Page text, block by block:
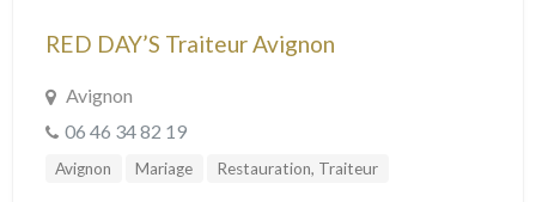
RED DAY’S Traiteur Avignon
Avignon
06 46 34 82 19
Avignon Mariage Restauration, Traiteur